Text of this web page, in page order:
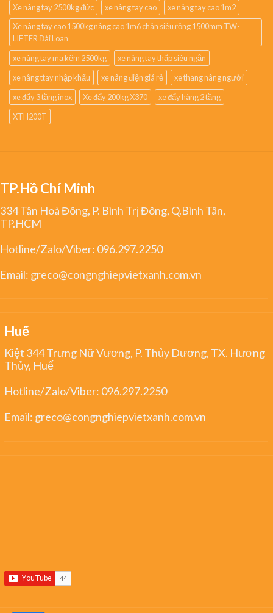
Xe nâng tay 2500kg đức
xe nâng tay cao
xe nâng tay cao 1m2
Xe nâng tay cao 1500kg nâng cao 1m6 chân siêu rộng 1500mm TW-
LIFTER Đài Loan
xe nâng tay mạ kẽm 2500kg
xe nâng tay thấp siêu ngắn
xe nâng ttay nhập khẩu
xe nâng điện giá rẻ
xe thang nâng người
xe đẩy 3 tầng inox
Xe đẩy 200kg X370
xe đẩy hàng 2 tầng
XTH200T
TP.Hồ Chí Minh
334 Tân Hoà Đông, P. Bình Trị Đông, Q.Bình Tân,
TP.HCM
Hotline/Zalo/Viber: 096.297.2250
Email: greco@congnghiepvietxanh.com.vn
Huế
Kiệt 344 Trưng Nữ Vương, P. Thủy Dương, TX. Hương
Thủy, Huế
Hotline/Zalo/Viber: 096.297.2250
Email: greco@congnghiepvietxanh.com.vn